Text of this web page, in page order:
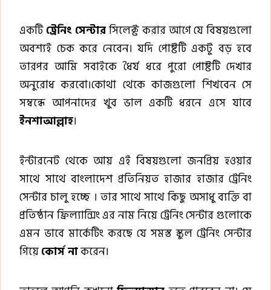
একটিট্রেনিং সেন্টারসিলেক্ট করার আগে যে বিষয়গুলো
অবশ্যই চেক করে নেবেন। যদি পোষ্টটি একটু বড় হবে
তারপর আমি সবাইকে ধৈর্য ধরে পুরো পোষ্টটি দেখার
অনুরোধ করবো।কোথা থেকে কাজগুলো শিখবেন সে
সম্বন্ধে আপনাদের খুব ভাল একটি ধরনে এসে যাবে
ইনশাআল্লাহ।
ইন্টারনেট থেকে আয় এই বিষয়গুলো জনপ্রিয় হওয়ার
সাথে সাথে বাংলাদেশ প্রতিনিয়ত হাজার হাজার ট্রেনিং
সেন্টার চালু হচ্ছে । তার সাথে সাথে কিছু অসাধু ব্যক্তি বা
প্রতিষ্ঠান ফ্রিল্যান্সিং এর নাম নিয়ে ট্রেনিং সেন্টার গুলোকে
এমন ভাবে মার্কেটিং করছে যে সমস্ত স্কুল ট্রেনিং সেন্টার
গিয়েকোর্স নাকরেন।